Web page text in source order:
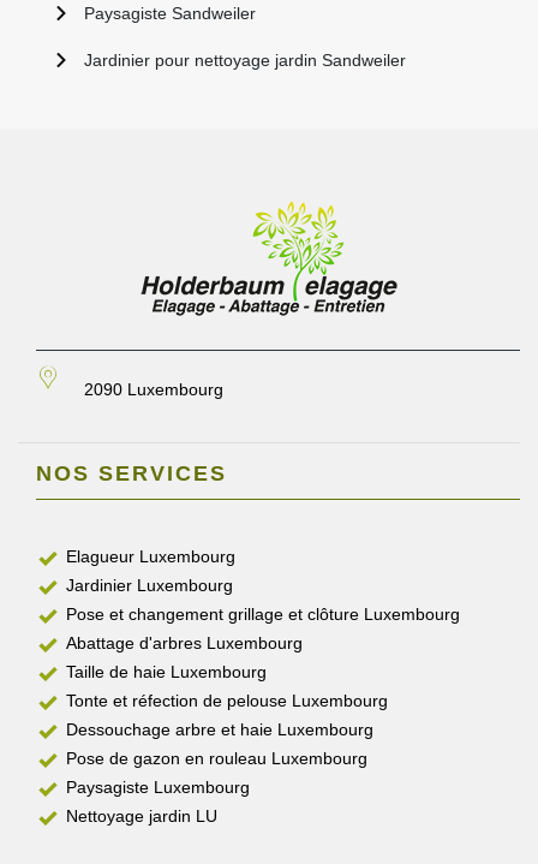
Paysagiste Sandweiler
Jardinier pour nettoyage jardin Sandweiler
2090 Luxembourg
NOS SERVICES
Elagueur Luxembourg
Jardinier Luxembourg
Pose et changement grillage et clôture Luxembourg
Abattage d'arbres Luxembourg
Taille de haie Luxembourg
Tonte et réfection de pelouse Luxembourg
Dessouchage arbre et haie Luxembourg
Pose de gazon en rouleau Luxembourg
Paysagiste Luxembourg
Nettoyage jardin LU